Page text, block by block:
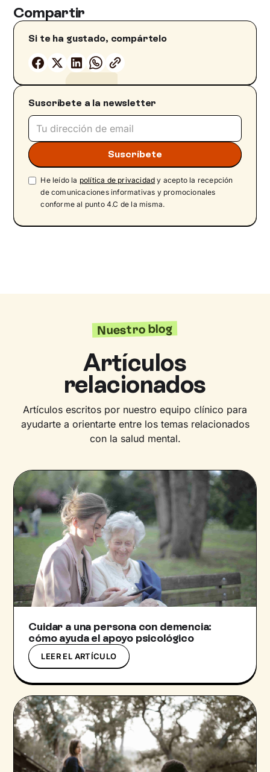
Compartir
Si te ha gustado, compártelo
Suscríbete a la newsletter
He leído la política de privacidad y acepto la recepción
de comunicaciones informativas y promocionales
conforme al punto 4.C de la misma.
Nuestro blog
Artículos
relacionados
Artículos escritos por nuestro equipo clínico para
ayudarte a orientarte entre los temas relacionados
con la salud mental.
Cuidar a una persona con demencia:
cómo ayuda el apoyo psicológico
LEER EL ARTÍCULO